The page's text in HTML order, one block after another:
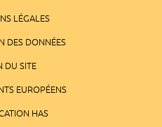
LÉGALES
DES DONNÉES
DU SITE
EUROPÉENS
HAS